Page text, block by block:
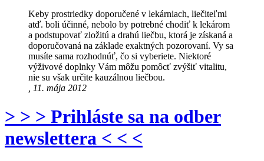
Keby prostriedky doporučené v lekárniach, liečiteľmi
atď. boli účinné, nebolo by potrebné chodiť k lekárom
a podstupovať zložitú a drahú liečbu, ktorá je získaná a
doporučovaná na základe exaktných pozorovaní. Vy sa
musíte sama rozhodnúť, čo si vyberiete. Niektoré
výživové doplnky Vám môžu pomôcť zvýšiť vitalitu,
nie su však určite kauzálnou liečbou.
, 11. mája 2012
> > > Prihláste sa na odber
newslettera < < <